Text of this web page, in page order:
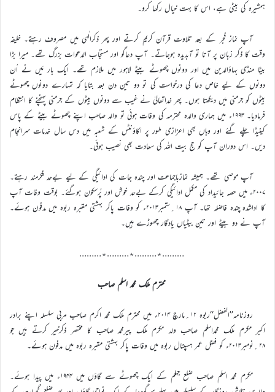
ہمشیرہ کی بیٹی ہے، اس کا بہت خیال رکھا کرو۔
آپ نماز فجر کے بعد تلاوت قرآن کریم کرتے اور پھر ذکرالٰہی میں مصروف رہتے۔ خلیفہ
وقت کا ذکر زبان پر آتا تو آبدیدہ ہوجاتے۔ آپ دعاگو اور مستجاب الدعوات بزرگ تھے۔ میرا بڑا
بیٹا منڈی بہاؤالدین میں اور دونوں چھوٹے بیٹے لاہور میں ملازم تھے۔ ایک بار مَیں نے اُن
دونوں کے لیے خاص دعا کی درخواست کی تو دو تین دن بعد بتایا کہ تمہارے دونوں چھوٹے
بیٹوں کو جرمنی میں دیکھتا ہوں۔ پھر خداتعالیٰ نے غیب سے دونوں بیٹوں کے جرمنی پہنچنے کا انتظام
فرمادیا۔ ۱۹۹۳ء میں ہماری والدہ محترمہ کی وفات ہوئی تو والد صاحب اپنے چھوٹے بیٹے کے پاس
کینیڈا چلے گئے اور وہاں بھی اعزازی طور پر اکاؤنٹس کے شعبہ میں دس سال خدمات سرانجام
دیں۔ اس دوران آپ کو حج بیت اللہ کی سعادت بھی نصیب ہوئی۔
آپ موصی تھے۔ ہمیشہ نمازباجماعت اور چندہ جات کی ادائیگی کے لیے بےحد فکرمند رہتے۔
۲۰۰۷ء میں حصہ جائیداد کی مکمل ادائیگی کرکے بےحد خوش اور پُرسکون ہوگئے۔ بوقت وفات آپ
کا اداشدہ چندہ فاضلہ تھا۔ آپ ۱۸؍ستمبر۲۰۱۳ء کو وفات پاکر بہشتی مقبرہ ربوہ میں مدفون ہوئے۔
آپ نے دو بیٹے اور تین بیٹیاں یادگار چھوڑے ہیں۔
………٭………٭………٭………
محترم ملک محمد اسلم صاحب
روزنامہ’’الفضل‘‘ربوہ ۱۲؍مارچ ۲۰۱۴ء میں محترم ملک محمد اکرم صاحب مربی سلسلہ اپنے برادر
اکبر مکرم ملک محمداسلم صاحب ولد مکرم ملک پیرمحمد صاحب کا مختصر ذکرخیر کرتے ہیں جو
۲۸؍نومبر۲۰۱۳ء کو فضل عمر ہسپتال ربوہ میں وفات پاکر بہشتی مقبرہ ربوہ میں مدفون ہوئے۔
مکرم محمد اسلم صاحب ضلع جہلم کے ایک چھوٹے سے گاؤں میں ۱۹۴۴ء میں پیدا ہوئے۔